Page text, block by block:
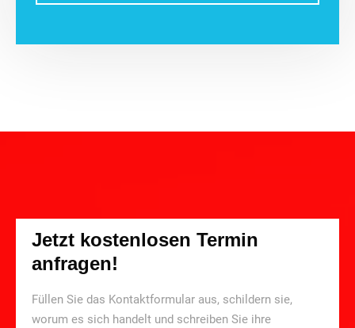
Jetzt kostenlosen Termin
anfragen!
Füllen Sie das Kontaktformular aus, schildern sie,
worum es sich handelt und schreiben Sie ihre